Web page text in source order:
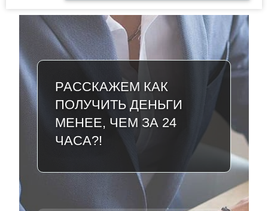
РАССКАЖЕМ КАК
ПОЛУЧИТЬ ДЕНЬГИ
МЕНЕЕ, ЧЕМ ЗА 24
ЧАСА?!